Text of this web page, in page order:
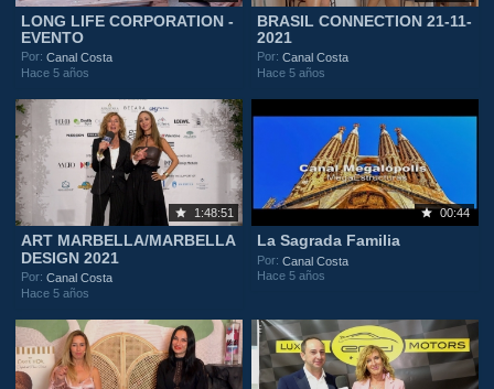
LONG LIFE CORPORATION -
EVENTO
Por:Canal Costa
Hace 5 años
BRASIL CONNECTION 21-11-
2021
Por:Canal Costa
Hace 5 años
1:48:51
ART MARBELLA/MARBELLA
DESIGN 2021
Por:Canal Costa
Hace 5 años
00:44
La Sagrada Familia
Por:Canal Costa
Hace 5 años